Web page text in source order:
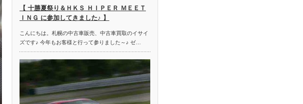
【 十勝夏祭り＆ＨＫＳ ＨＩＰＥＲ ＭＥＥＴ
ＩＮＧ に参加してきました♪ 】
こんにちは。札幌の中古車販売、中古車買取のイサイ
ズです♪ 今年もお客様と行って参りました～♪ ゼ…